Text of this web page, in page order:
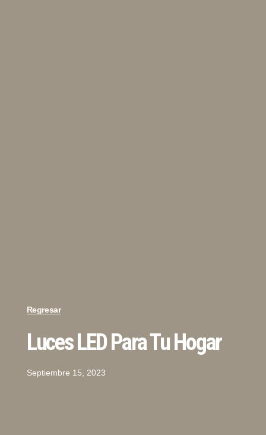
Regresar
Luces LED Para Tu Hogar
Septiembre 15, 2023